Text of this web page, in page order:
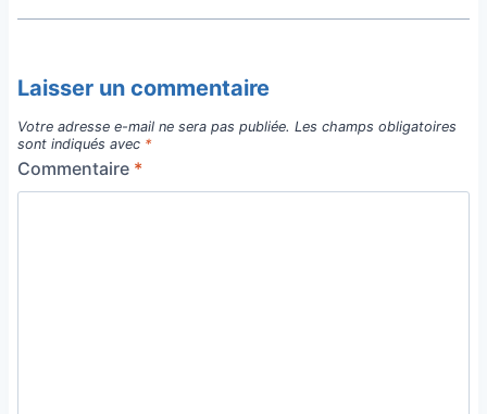
Laisser un commentaire
Votre adresse e-mail ne sera pas publiée. Les champs obligatoires
sont indiqués avec *
Commentaire *